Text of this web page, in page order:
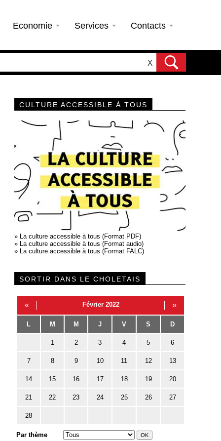
Economie Services Contacts
X
CULTURE ACCESSIBLE À TOUS
» La culture accessible à tous (Format PDF)
» La culture accessible à tous (Format audio)
» La culture accessible à tous (Format FALC)
SORTIR DANS LE CHOLETAIS
« Février 2022 »
L M M J V S D
1 2 3 4 5 6
7 8 9 10 11 12 13
14 15 16 17 18 19 20
21 22 23 24 25 26 27
28
Par thème